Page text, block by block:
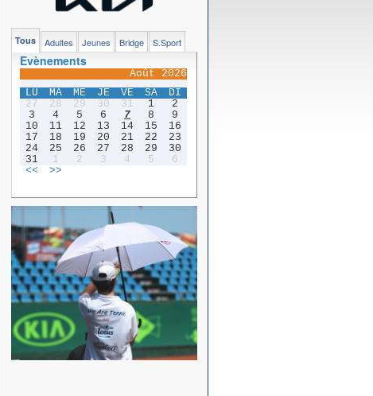
Tous Adultes Jeunes Bridge S.Sport
Evènements
Août 2026
LU
MA ME JE VE SA
DI
27
28 29 30 31 1
2
3
4 5 6 7 8
9
10
11 12 13 14 15
16
17
18 19 20 21 22
23
24
25 26 27 28 29
30
31
1 2 3 4 5
6
<<
>>